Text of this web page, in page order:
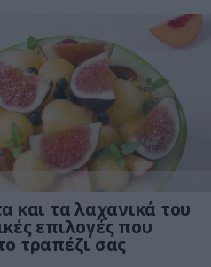
και τα λαχανικά του
επιλογές που
τραπέζι σας